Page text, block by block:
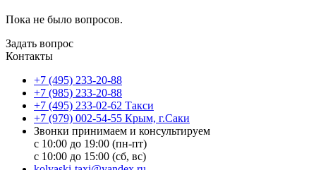
Пока не было вопросов.
Задать вопрос
Контакты
+7 (495) 233-20-88
+7 (985) 233-20-88
+7 (495) 233-02-62 Такси
+7 (979) 002-54-55 Крым, г.Саки
Звонки принимаем и консультируем
с 10:00 до 19:00 (пн-пт)
с 10:00 до 15:00 (сб, вс)